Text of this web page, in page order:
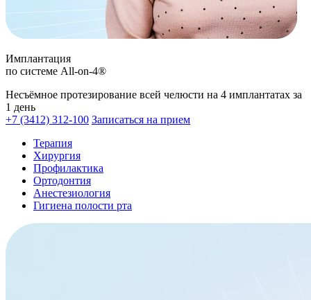
Имплантация
по системе All-on-4®
Несъёмное протезирование всей челюсти на 4 имплантатах за
1 день
+7 (3412) 312-100 Записаться на прием
Терапия
Хирургия
Профилактика
Ортодонтия
Анестезиология
Гигиена полости рта